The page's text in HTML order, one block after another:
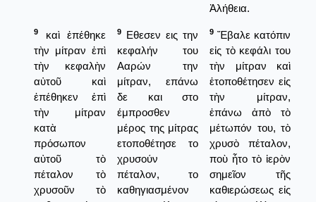
Ἀλήθεια.
9
καὶ ἐπέθηκε
τὴν μίτραν ἐπὶ
τὴν κεφαλὴν
αὐτοῦ καὶ
ἐπέθηκεν ἐπὶ
τὴν μίτραν
κατὰ
πρόσωπον
αὐτοῦ τὸ
πέταλον τὸ
χρυσοῦν τὸ
9
Εθεσεν εις την
κεφαλήν του
Ααρών την
μίτραν, επάνω
δε και στο
έμπροσθεν
μέρος της μίτρας
ετοποθέτησε το
χρυσούν
πέταλον, το
καθηγιασμένον
9 Ἔβαλε κατόπιν
εἰς τὸ κεφάλι του
τὴν μίτραν καὶ
ἐτοποθέτησεν εἰς
τὴν μίτραν,
ἐπάνω ἀπὸ τὸ
μέτωπόν του, τὸ
χρυσὸ πέταλον,
ποὺ ἦτο τὸ ἱερὸν
σημεῖον τῆς
καθιερώσεως εἰς